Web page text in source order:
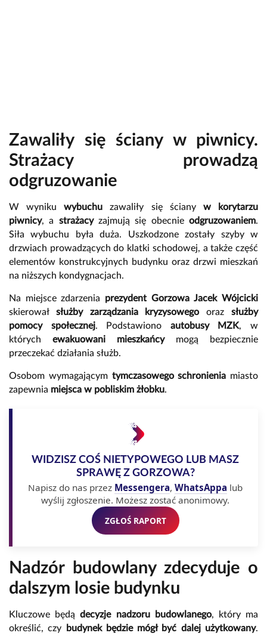
Zawaliły się ściany w piwnicy.
Strażacy prowadzą
odgruzowanie
W wynikuwybuchu zawaliły się ścianyw korytarzu
piwnicy, a strażacyzajmują się obecnieodgruzowaniem.
Siła wybuchu była duża. Uszkodzone zostały szyby w
drzwiach prowadzących do klatki schodowej, a także część
elementów konstrukcyjnych budynku oraz drzwi mieszkań
na niższych kondygnacjach.
Na miejsce zdarzenia prezydent Gorzowa Jacek Wójcicki
skierował służby zarządzania kryzysowegoorazsłużby
pomocy społecznej. Podstawiono autobusy MZK, w
których ewakuowani mieszkańcymogą bezpiecznie
przeczekać działania służb.
Osobom wymagającym tymczasowego schronienia miasto
zapewnia miejsca w pobliskim żłobku.
WIDZISZ COŚ NIETYPOWEGO LUB MASZ
SPRAWĘ Z GORZOWA?
Napisz do nas przez Messengera, WhatsAppa lub
wyślij zgłoszenie. Możesz zostać anonimowy.
ZGŁOŚ RAPORT
Nadzór budowlany zdecyduje o
dalszym losie budynku
Kluczowe będądecyzje nadzoru budowlanego, który ma
określić, czy
budynek będzie mógł być dalej użytkowany.